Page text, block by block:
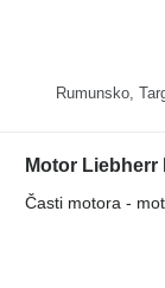
Rumunsko,
Motor Liebherr
Časti motora -